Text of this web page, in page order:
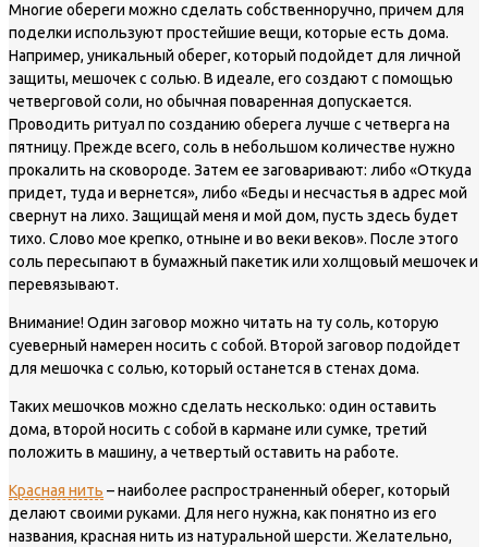
Многие обереги можно сделать собственноручно, причем для
поделки используют простейшие вещи, которые есть дома.
Например, уникальный оберег, который подойдет для личной
защиты, мешочек с солью. В идеале, его создают с помощью
четверговой соли, но обычная поваренная допускается.
Проводить ритуал по созданию оберега лучше с четверга на
пятницу. Прежде всего, соль в небольшом количестве нужно
прокалить на сковороде. Затем ее заговаривают: либо «Откуда
придет, туда и вернется», либо «Беды и несчастья в адрес мой
свернут на лихо. Защищай меня и мой дом, пусть здесь будет
тихо. Слово мое крепко, отныне и во веки веков». После этого
соль пересыпают в бумажный пакетик или холщовый мешочек и
перевязывают.
Внимание!Один заговор можно читать на ту соль, которую
суеверный намерен носить с собой. Второй заговор подойдет
для мешочка с солью, который останется в стенах дома.
Таких мешочков можно сделать несколько: один оставить
дома, второй носить с собой в кармане или сумке, третий
положить в машину, а четвертый оставить на работе.
Красная нить – наиболее распространенный оберег, который
делают своими руками. Для него нужна, как понятно из его
названия, красная нить из натуральной шерсти. Желательно,